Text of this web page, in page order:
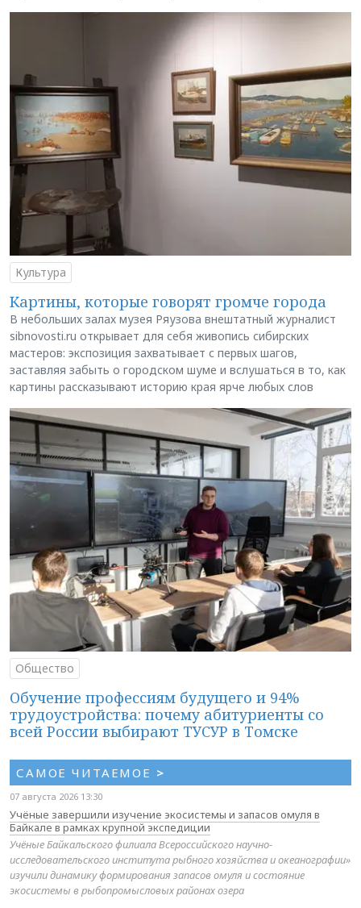
Культура
Картины, которые говорят громче города
В небольших залах музея Ряузова внештатный журналист
sibnovosti.ru открывает для себя живопись сибирских
мастеров: экспозиция захватывает с первых шагов,
заставляя забыть о городском шуме и вслушаться в то, как
картины рассказывают историю края ярче любых слов
Общество
Обучение профессиям будущего и 94%
трудоустройства: почему абитуриенты со
всей России выбирают ТУСУР в Томске
САМОЕ ЧИТАЕМОЕ >
07 августа 2026 13:30
Учёные завершили изучение экосистемы и запасов омуля в
Байкале в рамках крупной экспедиции
Учёные Байкальского филиала Всероссийского научно-
исследовательского института рыбного хозяйства и океанографии»
изучили динамику формирования запасов омуля и состояние
экосистемы в рыбопромысловых районах озера